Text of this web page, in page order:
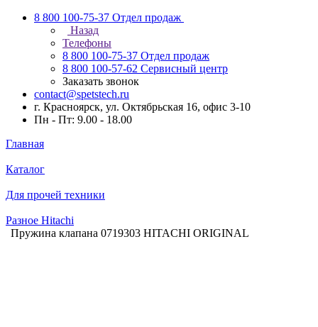
8 800 100-75-37 Отдел продаж
Назад
Телефоны
8 800 100-75-37 Отдел продаж
8 800 100-57-62 Сервисный центр
Заказать звонок
contact@spetstech.ru
г. Красноярск, ул. Октябрьская 16, офис 3-10
Пн - Пт: 9.00 - 18.00
Главная
Каталог
Для прочей техники
Разное Hitachi
Пружина клапана 0719303 HITACHI ORIGINAL